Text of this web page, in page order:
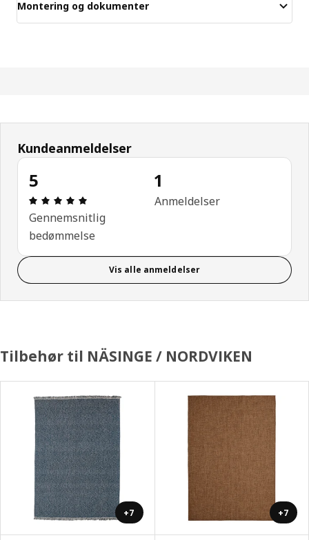
Montering og dokumenter
Kundeanmeldelser
5
Anmeldelse: 5 Ud af 5 Stjerner. Anmeldelser i alt:
Gennemsnitlig
bedømmelse
1
Anmeldelser
Vis alle anmeldelser
Tilbehør til NÄSINGE / NORDVIKEN
+7 +7